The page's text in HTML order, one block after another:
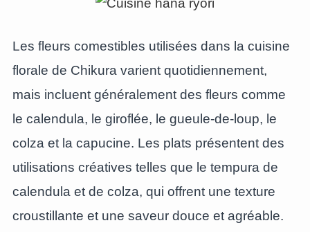
Les fleurs comestibles utilisées dans la cuisine
florale de Chikura varient quotidiennement,
mais incluent généralement des fleurs comme
le calendula, le giroflée, le gueule-de-loup, le
colza et la capucine. Les plats présentent des
utilisations créatives telles que le tempura de
calendula et de colza, qui offrent une texture
croustillante et une saveur douce et agréable.